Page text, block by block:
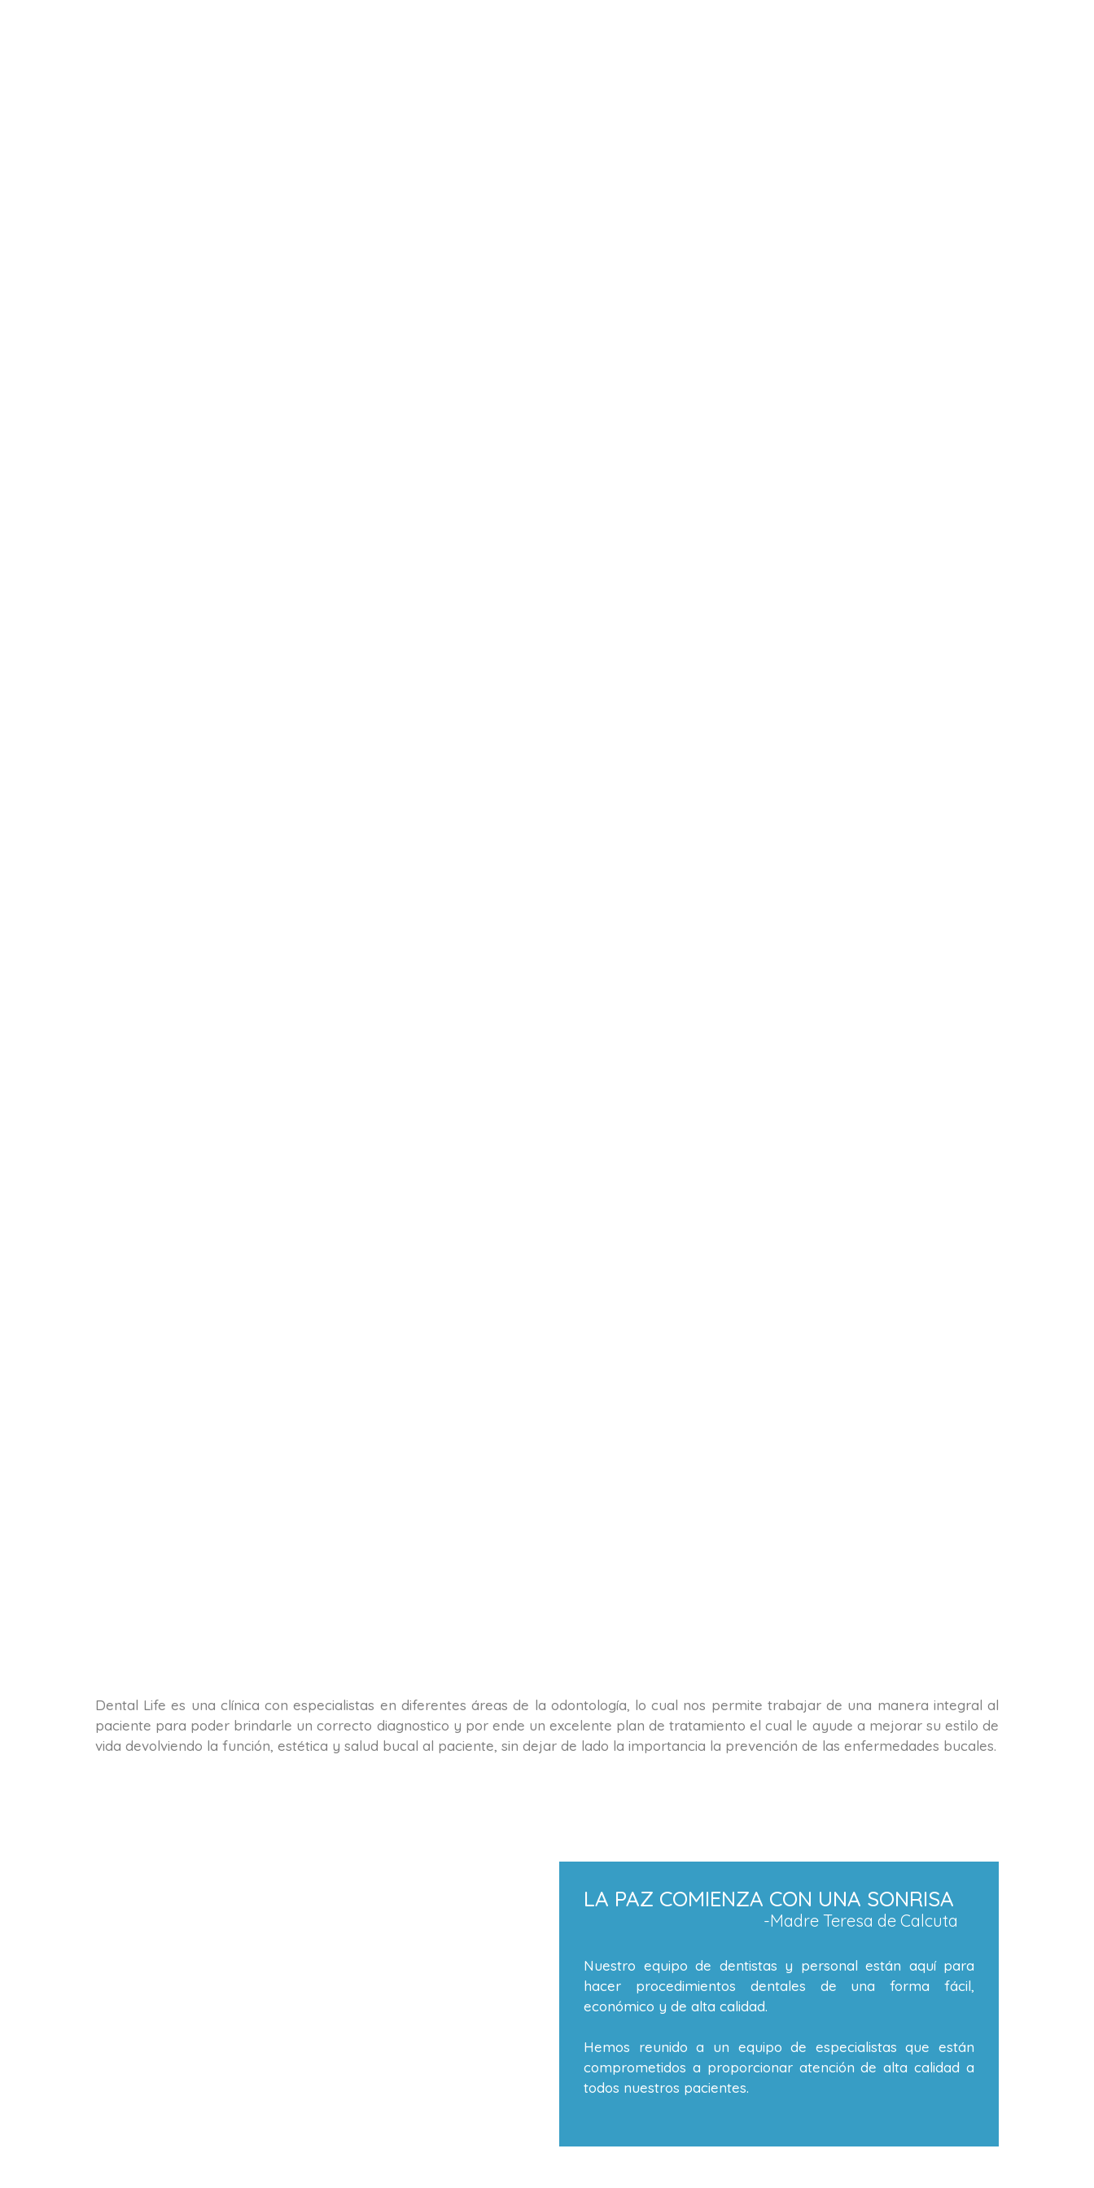
Dental Life es una clínica con especialistas en diferentes áreas de la odontología, lo cual nos permite trabajar de una manera integral al
paciente para poder brindarle un correcto diagnostico y por ende un excelente plan de tratamiento el cual le ayude a mejorar su estilo de
vida devolviendo la función, estética y salud bucal al paciente, sin dejar de lado la importancia la prevención de las enfermedades bucales.
LA PAZ COMIENZA CON UNA SONRISA
-Madre Teresa de Calcuta
Nuestro equipo de dentistas y personal están aquí para
hacer procedimientos dentales de una forma fácil,
económico y de alta calidad.
Hemos reunido a un equipo de especialistas que están
comprometidos a proporcionar atención de alta calidad a
todos nuestros pacientes.